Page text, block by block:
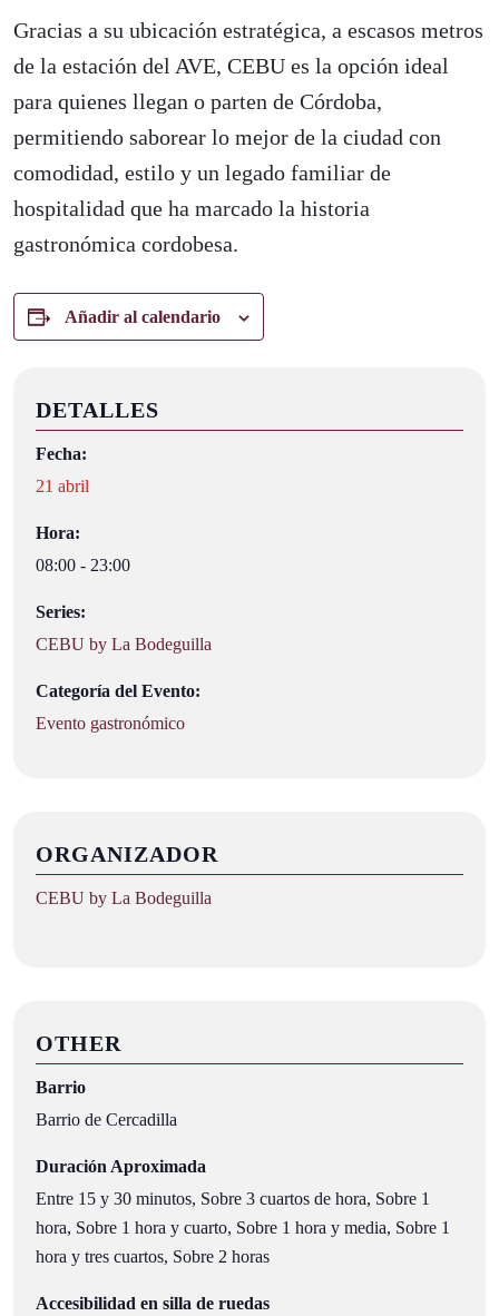
Gracias a su ubicación estratégica, a escasos metros
de la estación del AVE, CEBU es la opción ideal
para quienes llegan o parten de Córdoba,
permitiendo saborear lo mejor de la ciudad con
comodidad, estilo y un legado familiar de
hospitalidad que ha marcado la historia
gastronómica cordobesa.
Añadir al calendario
DETALLES
Fecha:
21 abril
Hora:
08:00 - 23:00
Series:
CEBU by La Bodeguilla
Categoría del Evento:
Evento gastronómico
ORGANIZADOR
CEBU by La Bodeguilla
OTHER
Barrio
Barrio de Cercadilla
Duración Aproximada
Entre 15 y 30 minutos, Sobre 3 cuartos de hora, Sobre 1
hora, Sobre 1 hora y cuarto, Sobre 1 hora y media, Sobre 1
hora y tres cuartos, Sobre 2 horas
Accesibilidad en silla de ruedas